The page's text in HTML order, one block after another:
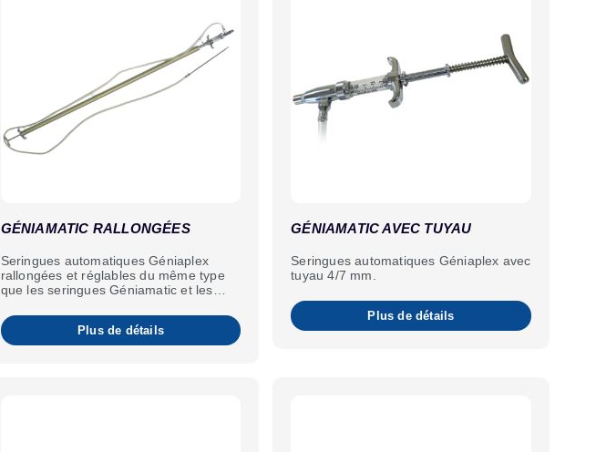
GÉNIAMATIC RALLONGÉES
Seringues automatiques Géniaplex
rallongées et réglables du même type
que les seringues Géniamatic et les
Plus de détails
GÉNIAMATIC AVEC TUYAU
Seringues automatiques Géniaplex avec
tuyau 4/7 mm.
Plus de détails